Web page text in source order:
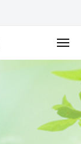
メ
ュ
ー